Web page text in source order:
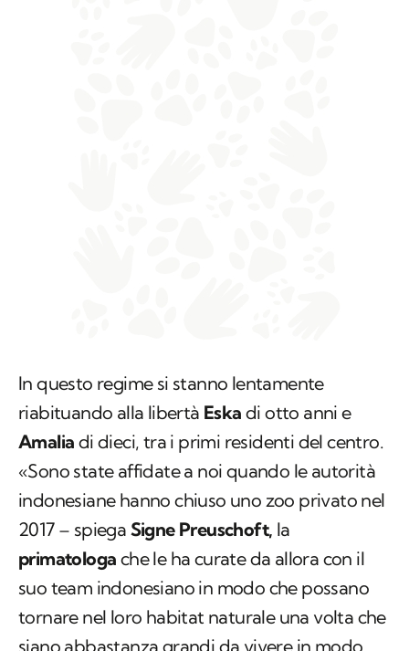
In questo regime si stanno lentamente
riabituando alla libertà Eska di otto anni e
Amalia di dieci, tra i primi residenti del centro.
«Sono state affidate a noi quando le autorità
indonesiane hanno chiuso uno zoo privato nel
2017 – spiega Signe Preuschoft, la
primatologa che le ha curate da allora con il
suo team indonesiano in modo che possano
tornare nel loro habitat naturale una volta che
siano abbastanza grandi da vivere in modo